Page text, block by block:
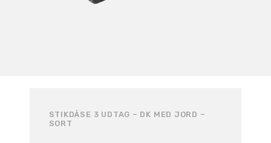
STIKDÅSE 3 UDTAG – DK MED JORD –
SORT